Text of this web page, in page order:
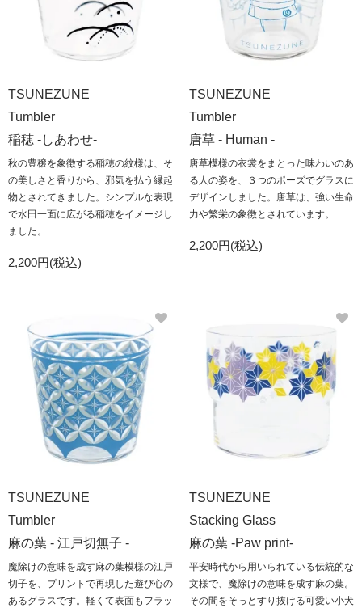
TSUNEZUNE
Tumbler
稲穂 -しあわせ-
秋の豊穣を象徴する稲穂の紋様は、そ
の美しさと香りから、邪気を払う縁起
物とされてきました。シンプルな表現
で水田一面に広がる稲穂をイメージし
ました。
2,200円(税込)
TSUNEZUNE
Tumbler
唐草 - Human -
唐草模様の衣裳をまとった味わいのあ
る人の姿を、３つのポーズでグラスに
デザインしました。唐草は、強い生命
力や繁栄の象徴とされています。
2,200円(税込)
TSUNEZUNE
Tumbler
麻の葉 - 江戸切無子 -
魔除けの意味を成す麻の葉模様の江戸
切子を、プリントで再現した遊び心の
あるグラスです。軽くて表面もフラッ
TSUNEZUNE
Stacking Glass
麻の葉 -Paw print-
平安時代から用いられている伝統的な
文様で、魔除けの意味を成す麻の葉。
その間をそっとすり抜ける可愛い小犬